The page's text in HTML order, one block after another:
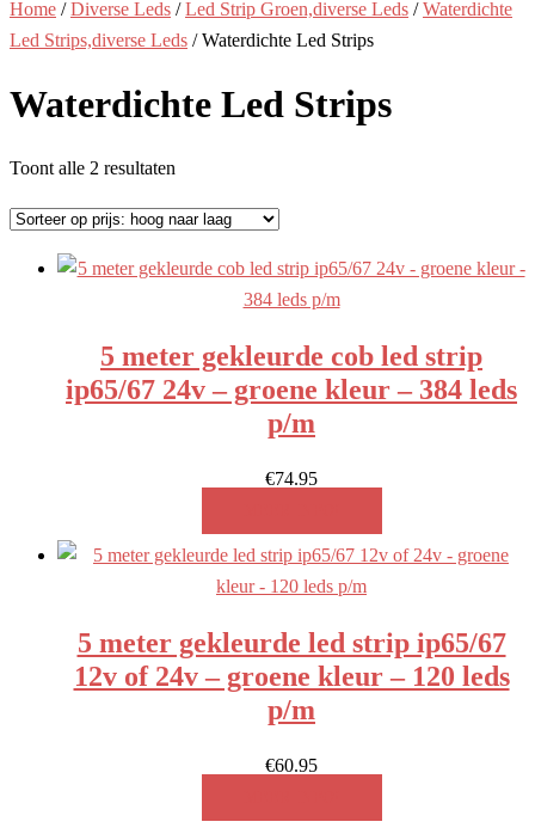
Home /Diverse Leds /Led Strip Groen,diverse Leds /Waterdichte
Led Strips,diverse Leds / Waterdichte Led Strips
Waterdichte Led Strips
Toont alle 2 resultaten
prijs:
hoog
5 meter gekleurde cob led strip
ip65/67 24v – groene kleur – 384 leds
p/m
€74.95
5 meter gekleurde led strip ip65/67
12v of 24v – groene kleur – 120 leds
p/m
€60.95